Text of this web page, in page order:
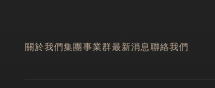
關於我們集團事業群最新消息 聯絡我們